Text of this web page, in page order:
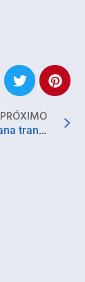
PRÓXIMO
Feira de Santana transforma casarão centenário em Palácio das Academias para preservar a memória e valorizar a produção intelectual